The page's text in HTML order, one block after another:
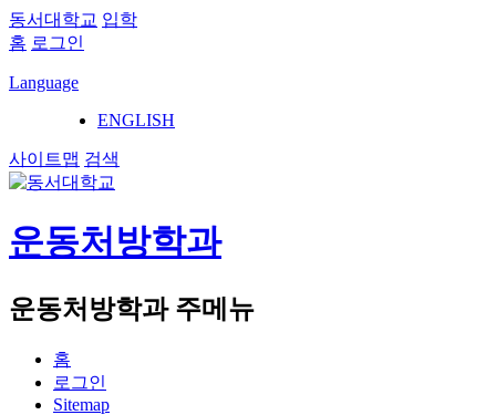
동서대학교 입학
홈 로그인
Language
ENGLISH
사이트맵 검색
운동처방학과
운동처방학과 주메뉴
홈
로그인
Sitemap